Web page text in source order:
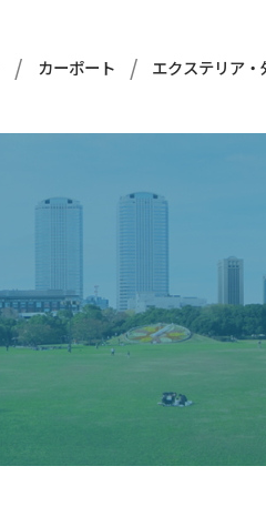
カーポート エクステリア・